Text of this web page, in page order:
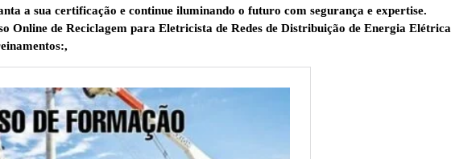
a sua certificação e continue iluminando o futuro com segurança e expertise.
Online de Reciclagem para Eletricista de Redes de Distribuição de Energia Elétrica